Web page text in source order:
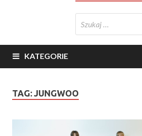
KATEGORIE
TAG: JUNGWOO